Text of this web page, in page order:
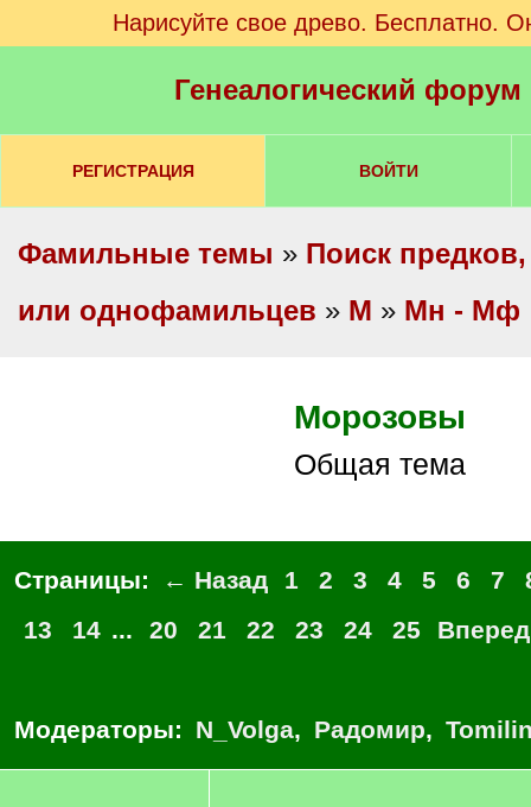
Нарисуйте свое древо. Бесплатно.
Генеалогический
РЕГИСТРАЦИЯ ВОЙТИ
Фамильные темы » Поиск
или однофамильцев » М » Мн - Мф
Морозовы
Общая тема
Страницы: ← Назад 1 2 3 4 5 6 7
13
14 ... 20 21 22 23 24 25
Модераторы: N_Volga, Радомир,